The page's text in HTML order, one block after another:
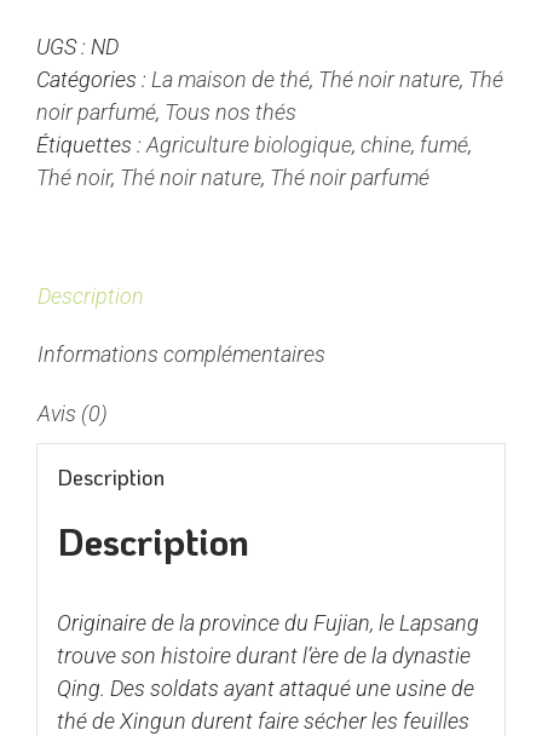
-
Thé
Noir
Nature/Fumé
UGS : ND
Catégories : La maison de thé, Thé noir nature, Thé
noir parfumé, Tous nos thés
Étiquettes : Agriculture biologique, chine, fumé,
Thé noir, Thé noir nature, Thé noir parfumé
Description
Informations complémentaires
Avis (0)
Description
Description
Originaire de la province du Fujian, le Lapsang
trouve son histoire durant l’ère de la dynastie
Qing. Des soldats ayant attaqué une usine de
thé de Xingun durent faire sécher les feuilles